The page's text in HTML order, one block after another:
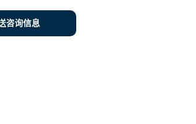
咨询信息